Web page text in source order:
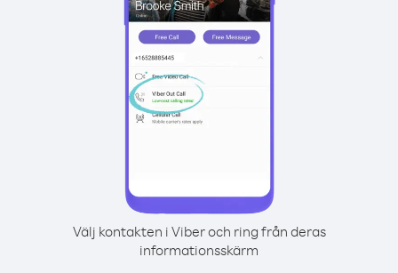
Välj kontakten i Viber och ring från deras
informationsskärm